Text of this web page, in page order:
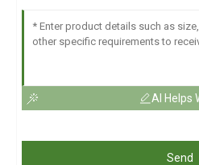
AI Helps
Send